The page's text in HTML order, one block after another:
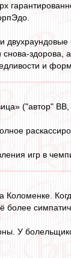
снова-
и
("автор" ВВ,
игр в
Коломенке.
более
У